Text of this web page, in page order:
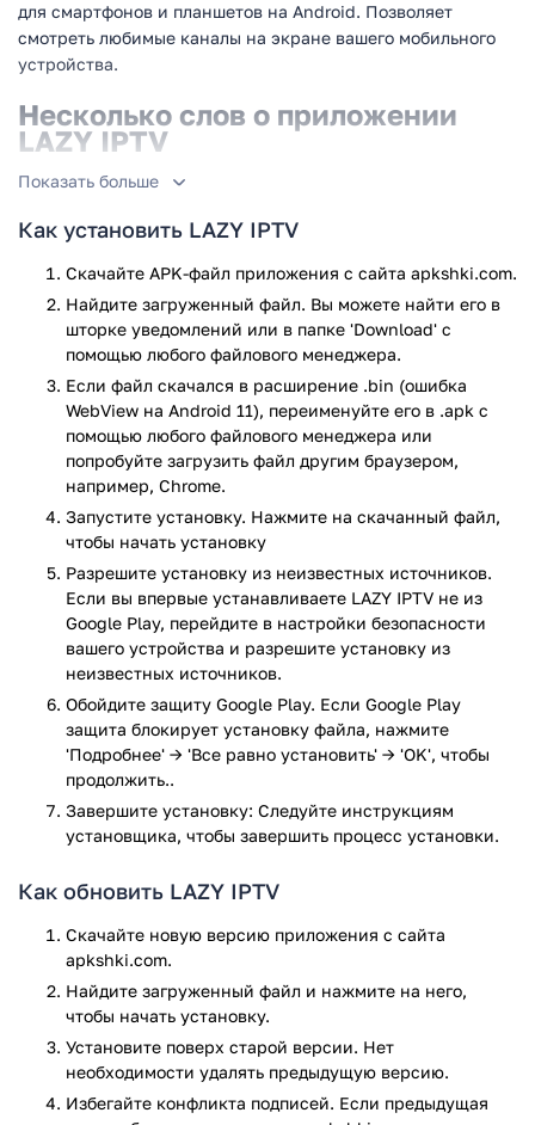
для смартфонов и планшетов на Android. Позволяет
смотреть любимые каналы на экране вашего мобильного
устройства.
Несколько слов о приложении
LAZY IPTV
В первую очередь, следует отметить, что программа не
просмотру, вам необходимо предварительно скачать
плейлист из Интернета. Поддерживаются файлы в
форматах m3u и xspf, причем вам даже не обязательно
извлекать их из архивов. Приятным дополнением станет
возможность воспроизведения не только http и udp iptv-
потоков, но и видео с YouTube или VK по ссылкам.
Преимущества и особенности
программы:
Поддержка плейлистов в форматах m3u и xspf.
Возможность работать с плейлистами,
сохранёнными в архивах zip или gz.
Добавление плейлистов как из памяти телефона, так
и из Интернета.
Поддержка воспроизведения видео с YouTube или VK
по ссылке.
Наличие встроенного проигрывателя для онлайн-
радиостанций.
Добавление сразу нескольких тв-программ с
функцией быстрого переключения между ними.
Удобное управление воспроизведением.
Загрузка тв-программ из памяти устройства.
Наличие списка избранного.
Функция экспортирования плейлистов.
плейлистам.
Выбор цветовой схемы.
Настройка родительского контроля.
Программа распространяется бесплатно.
Ищете удобное и простое в использовании приложение
для просмотра iptv? Тогда скачайте LAZY IPTV для Android.
Показать больше
Как установить LAZY IPTV
Скачайте APK-файл приложения с сайта apkshki.com.
Найдите загруженный файл. Вы можете найти его в
шторке уведомлений или в папке 'Download' с
помощью любого файлового менеджера.
Если файл скачался в расширение .bin (ошибка
WebView на Android 11), переименуйте его в .apk с
помощью любого файлового менеджера или
попробуйте загрузить файл другим браузером,
например, Chrome.
Запустите установку. Нажмите на скачанный файл,
чтобы начать установку
Разрешите установку из неизвестных источников.
Если вы впервые устанавливаете LAZY IPTV не из
Google Play, перейдите в настройки безопасности
вашего устройства и разрешите установку из
неизвестных источников.
Обойдите защиту Google Play. Если Google Play
защита блокирует установку файла, нажмите
'Подробнее' → 'Все равно установить' → 'OK', чтобы
продолжить..
Завершите установку: Следуйте инструкциям
установщика, чтобы завершить процесс установки.
Как обновить LAZY IPTV
Скачайте новую версию приложения с сайта
apkshki.com.
Найдите загруженный файл и нажмите на него,
чтобы начать установку.
Установите поверх старой версии. Нет
необходимости удалять предыдущую версию.
Избегайте конфликта подписей. Если предыдущая